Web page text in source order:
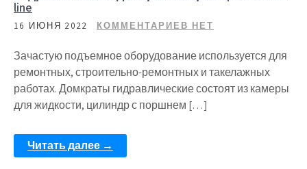
line
16 ИЮНЯ 2022 КОММЕНТАРИЕВ НЕТ
Зачастую подъемное оборудование используется для
ремонтных, строительно-ремонтных и такелажных
работах. Домкраты гидравлические состоят из камеры
для жидкости, цилиндр с поршнем […]
Читать далее →